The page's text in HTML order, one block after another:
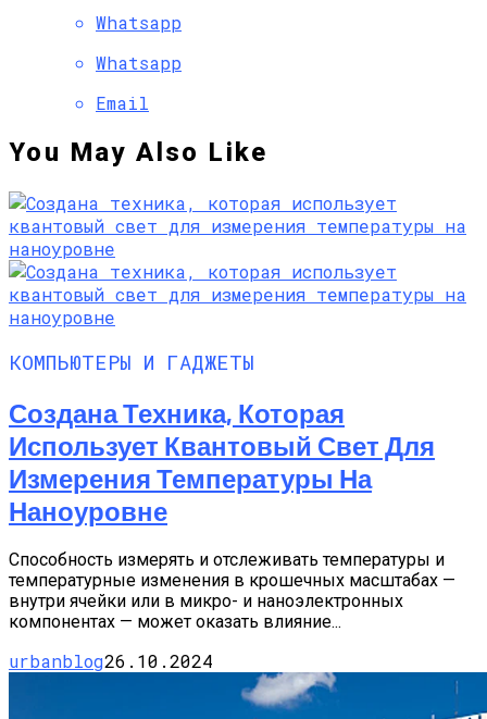
Whatsapp
Whatsapp
Email
You May Also Like
КОМПЬЮТЕРЫ И ГАДЖЕТЫ
Создана Техника, Которая
Использует Квантовый Свет Для
Измерения Температуры На
Наноуровне
Способность измерять и отслеживать температуры и
температурные изменения в крошечных масштабах —
внутри ячейки или в микро- и наноэлектронных
компонентах — может оказать влияние...
urbanblog26.10.2024